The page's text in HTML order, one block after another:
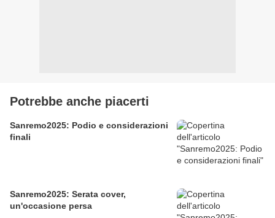
Potrebbe anche piacerti
Sanremo2025: Podio e considerazioni
finali
Sanremo2025: Serata cover,
un'occasione persa